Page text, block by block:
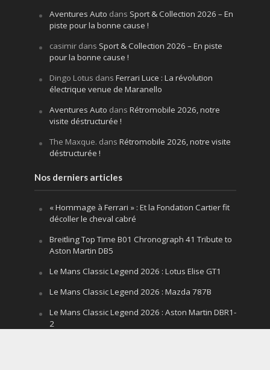
Aventures Auto dans Sport & Collection 2026 – En
piste pour la bonne cause !
casimirdans Sport & Collection 2026 – En piste
pour la bonne cause !
Dingo Lotus dans Ferrari Luce : La révolution
électrique venue de Maranello
Aventures Auto dans Rétromobile 2026, notre
visite déstructurée !
The Maxque. dans Rétromobile 2026, notre visite
déstructurée !
Nos derniers articles
« Hommage à Ferrari » : Et la Fondation Cartier fit
décoller le cheval cabré
Breitling Top Time B01 Chronograph 41 Tribute to
Aston Martin DB5
Le Mans Classic Legend 2026 : Lotus Elise GT1
Le Mans Classic Legend 2026 : Mazda 787B
Le Mans Classic Legend 2026 : Aston Martin DBR1-
2